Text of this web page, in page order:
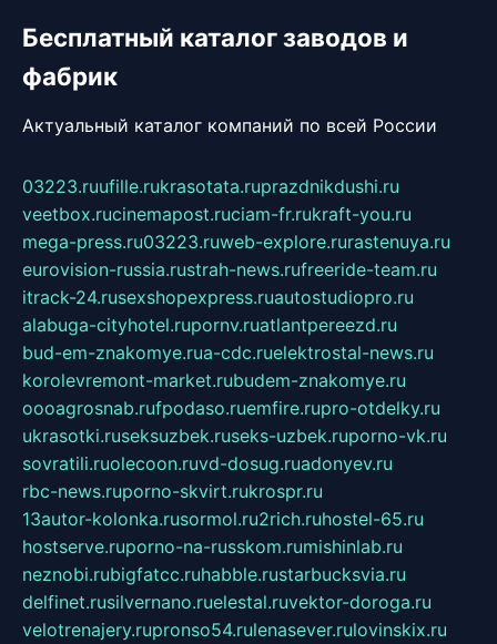
Бесплатный каталог заводов и
фабрик
Актуальный каталог компаний по всей России
03223.ruufille.rukrasotata.ruprazdnikdushi.ru
veetbox.rucinemapost.ruciam-fr.rukraft-you.ru
mega-press.ru03223.ruweb-explore.rurastenuya.ru
eurovision-russia.rustrah-news.rufreeride-team.ru
itrack-24.rusexshopexpress.ruautostudiopro.ru
alabuga-cityhotel.rupornv.ruatlantpereezd.ru
bud-em-znakomye.rua-cdc.ruelektrostal-news.ru
korolevremont-market.rubudem-znakomye.ru
oooagrosnab.rufpodaso.ruemfire.rupro-otdelky.ru
ukrasotki.ruseksuzbek.ruseks-uzbek.ruporno-vk.ru
sovratili.ruolecoon.ruvd-dosug.ruadonyev.ru
rbc-news.ruporno-skvirt.rukrospr.ru
13autor-kolonka.rusormol.ru2rich.ruhostel-65.ru
hostserve.ruporno-na-russkom.rumishinlab.ru
neznobi.rubigfatcc.ruhabble.rustarbucksvia.ru
delfinet.rusilvernano.ruelestal.ruvektor-doroga.ru
velotrenajery.rupronso54.rulenasever.rulovinskix.ru